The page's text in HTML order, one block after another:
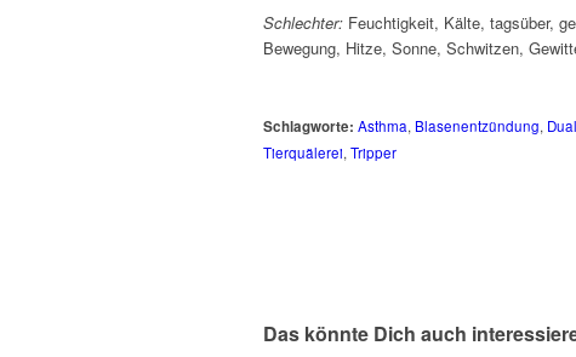
Schlechter: Feuchtigkeit, Kälte, tagsüber,
Bewegung, Hitze, Sonne, Schwitzen,
Schlagworte: Asthma, Blasenentzündung,
Tierquälerei,Tripper
Das könnte Dich auch